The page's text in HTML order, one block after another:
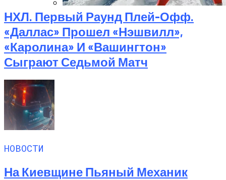
Семейное Наследие: Кейт Хадсон
Хранит Свои Наряды Для Дочери Рани
НХЛ. Первый Раунд Плей-Офф.
«Даллас» Прошел «Нэшвилл»,
«Каролина» И «Вашингтон»
Сыграют Седьмой Матч
НОВОСТИ
На Киевщине Пьяный Механик